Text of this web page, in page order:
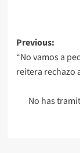
Post
Previous:
“No vamos a
reitera rechazo
No has